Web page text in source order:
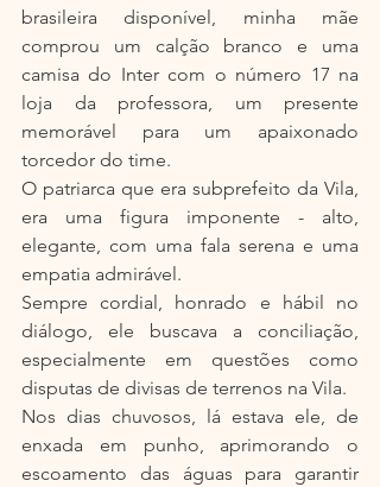
brasileira disponível, minha mãe
comprou um calção branco e uma
camisa do Inter com o número 17 na
loja da professora, um presente
memorável para um apaixonado
torcedor do time.
O patriarca que era subprefeito da Vila,
era uma figura imponente - alto,
elegante, com uma fala serena e uma
empatia admirável.
Sempre cordial, honrado e hábil no
diálogo, ele buscava a conciliação,
especialmente em questões como
disputas de divisas de terrenos na Vila.
Nos dias chuvosos, lá estava ele, de
enxada em punho, aprimorando o
escoamento das águas para garantir